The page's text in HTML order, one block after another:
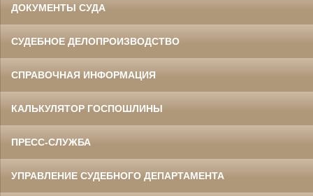
ДОКУМЕНТЫ СУДА
СУДЕБНОЕ ДЕЛОПРОИЗВОДСТВО
СПРАВОЧНАЯ ИНФОРМАЦИЯ
КАЛЬКУЛЯТОР ГОСПОШЛИНЫ
ПРЕСС-СЛУЖБА
УПРАВЛЕНИЕ СУДЕБНОГО ДЕПАРТАМЕНТА